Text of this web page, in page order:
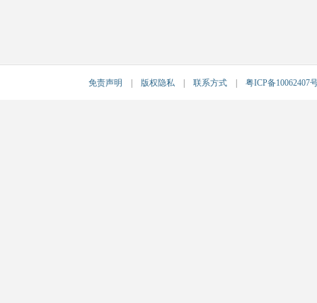
免责声明 版权隐私 联系方式 粤ICP备10062407